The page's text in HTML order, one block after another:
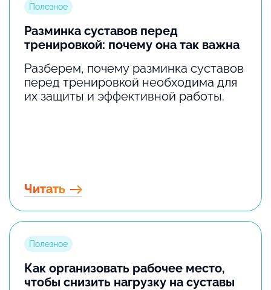
Полезное
Разминка суставов перед
тренировкой: почему она так важна
Разберем, почему разминка суставов
перед тренировкой необходима для
их защиты и эффективной работы.
Читать
Полезное
Как организовать рабочее место,
чтобы снизить нагрузку на суставы